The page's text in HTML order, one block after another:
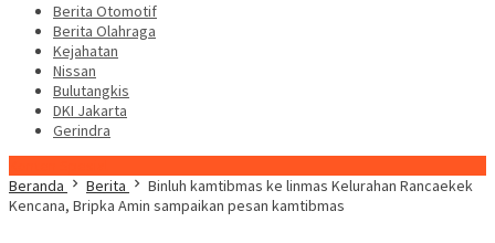
Berita Otomotif
Berita Olahraga
Kejahatan
Nissan
Bulutangkis
DKI Jakarta
Gerindra
Beranda
Berita
Binluh kamtibmas ke linmas Kelurahan Rancaekek
Kencana, Bripka Amin sampaikan pesan kamtibmas